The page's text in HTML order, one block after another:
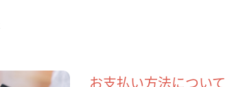
お支払い方法について